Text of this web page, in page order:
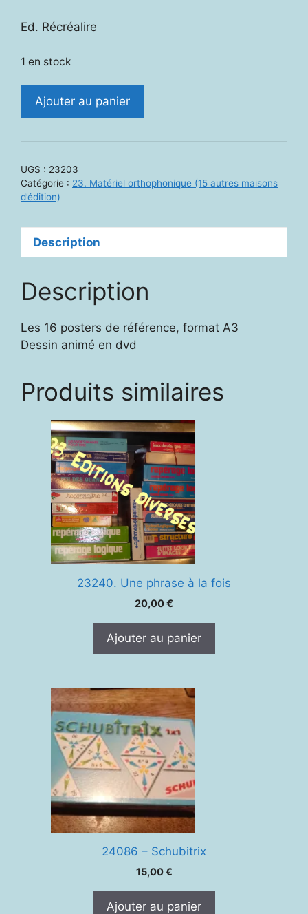
Ed. Récréalire
1 en stock
quantité
des
alphas"
DVD
Ajouter au panier
UGS : 23203
Catégorie : 23. Matériel orthophonique (15 autres maisons
d’édition)
Description
Description
Les 16 posters de référence, format A3
Dessin animé en dvd
Produits similaires
23240. Une phrase à la fois
20,00€
Ajouter au panier
24086 – Schubitrix
15,00€
Ajouter au panier